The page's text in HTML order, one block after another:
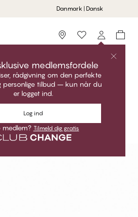
Danmark | Dansk
Storefinder
medlemsfordele
rådgivning om den perfekte
personlige tilbud – kun når du
er logget ind.
Log ind
medlem? Tilmeld dig gratis
Trekant Bikini Top